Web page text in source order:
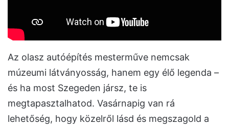
Az olasz autóépítés mesterműve nemcsak
múzeumi látványosság, hanem egy élő legenda –
és ha most Szegeden jársz, te is
megtapasztalhatod. Vasárnapig van rá
lehetőség, hogy közelről lásd és megszagold a